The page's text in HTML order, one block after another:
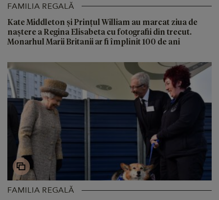
FAMILIA REGALĂ
Kate Middleton și Prințul William au marcat ziua de
naștere a Regina Elisabeta cu fotografii din trecut.
Monarhul Marii Britanii ar fi împlinit 100 de ani
FAMILIA REGALĂ